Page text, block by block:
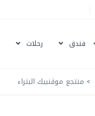
فندق رحلات
منتجع موڤنبيك البتراء